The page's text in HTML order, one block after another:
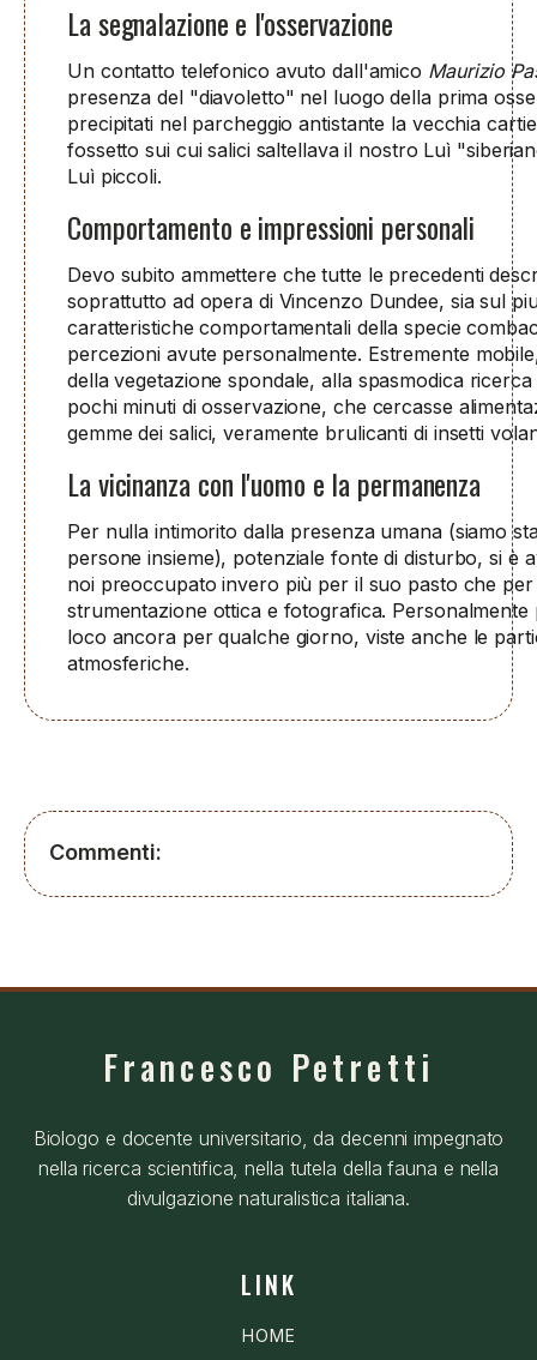
La segnalazione e l'osservazione
Un contatto telefonico avuto dall'amico Maurizio
presenza del "diavoletto" nel luogo della prima
precipitati nel parcheggio antistante la vecchia
fossetto sui cui salici saltellava il nostro Luì
Luì piccoli.
Comportamento e impressioni personali
Devo subito ammettere che tutte le precedenti
soprattutto ad opera di Vincenzo Dundee, sia sul
caratteristiche comportamentali della specie
percezioni avute personalmente. Estremente
della vegetazione spondale, alla spasmodica
pochi minuti di osservazione, che cercasse
gemme dei salici, veramente brulicanti di insetti
La vicinanza con l'uomo e la permanenza
Per nulla intimorito dalla presenza umana (siamo
persone insieme), potenziale fonte di disturbo, si è
noi preoccupato invero più per il suo pasto che
strumentazione ottica e fotografica.
loco ancora per qualche giorno, viste anche le
atmosferiche.
Commenti:
Francesco Petretti
Biologo e docente universitario, da decenni impegnato
nella ricerca scientifica, nella tutela della fauna e nella
divulgazione naturalistica italiana.
LINK
HOME